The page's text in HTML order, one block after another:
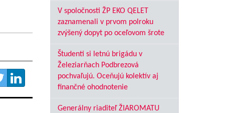
V spoločnosti ŽP EKO QELET
zaznamenali v prvom polroku
zvýšený dopyt po oceľovom šrote
Študenti si letnú brigádu v
Železiarňach Podbrezová
pochvaľujú. Oceňujú kolektív aj
finančné ohodnotenie
Generálny riaditeľ ŽIAROMATU